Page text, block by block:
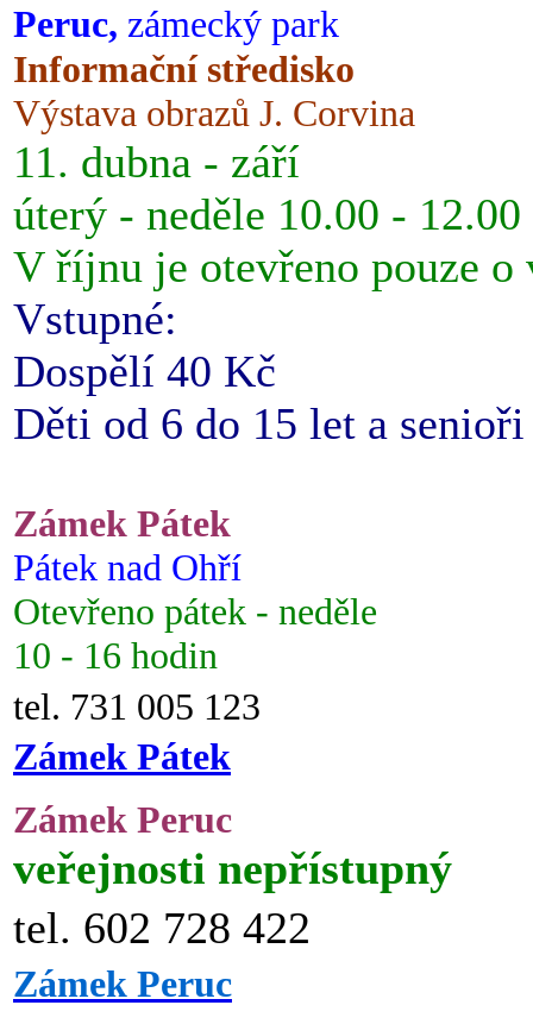
Peruc, zámecký park
Informační středisko
Výstava obrazů J. Corvina
11. dubna - září
úterý - neděle 10.00 -
V říjnu je otevřeno pouze o
Vstupné:
Dospělí 40 Kč
Děti od 6 do 15 let a
Zámek Pátek
Pátek nad Ohří
Otevřeno pátek - neděle
10 - 16 hodin
tel. 731 005 123
Zámek Pátek
Zámek Peruc
veřejnosti nepřístupný
tel. 602 728 422
Zámek Peruc